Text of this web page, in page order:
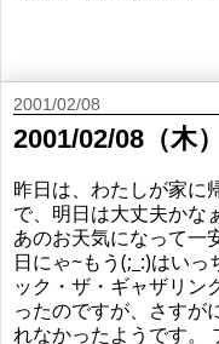
2001/02/08
2001/02/08（木
昨日は、わたしが家に
で、明日は大丈夫かな
あのお天気になって一
日にゃ~もう(;_:)はい
ック・ザ・ギャザリン
ったのですが、さすが
れなかったようです。